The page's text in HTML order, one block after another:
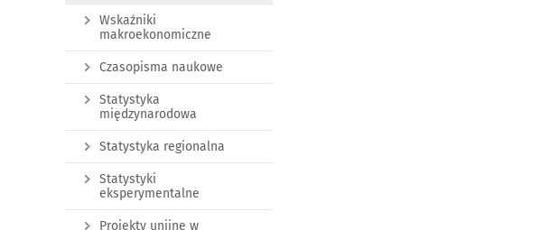
Wskaźniki
makroekonomiczne
Czasopisma naukowe
Statystyka
międzynarodowa
Statystyka regionalna
Statystyki
eksperymentalne
Projekty unijne w